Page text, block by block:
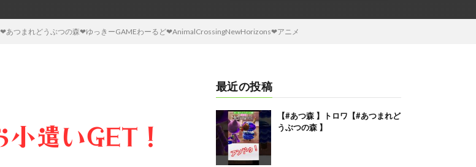
❤あつまれどうぶつの森❤ゆっきーGAMEわーるど❤AnimalCrossingNewHorizons❤アニメ
最近の投稿
【#あつ森 】トロワ【#あつまれど
うぶつの森 】